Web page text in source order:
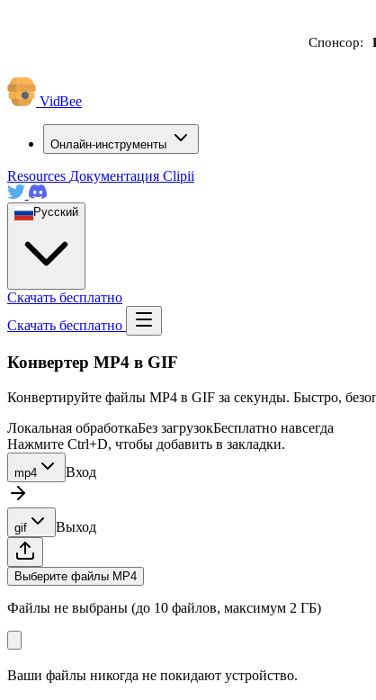
Спонсор:
VidBee
Онлайн-инструменты
Resources Документация Clipii
Русский
Скачать бесплатно
Скачать бесплатно
Конвертер MP4 в GIF
Конвертируйте файлы MP4 в GIF за секунды. Быстро,
Локальная обработкаБез загрузокБесплатно навсегда
Нажмите Ctrl+D, чтобы добавить в закладки.
mp4 Вход
gif Выход
Выберите файлы MP4
Файлы не выбраны (до 10 файлов, максимум 2 ГБ)
Ваши файлы никогда не покидают устройство.